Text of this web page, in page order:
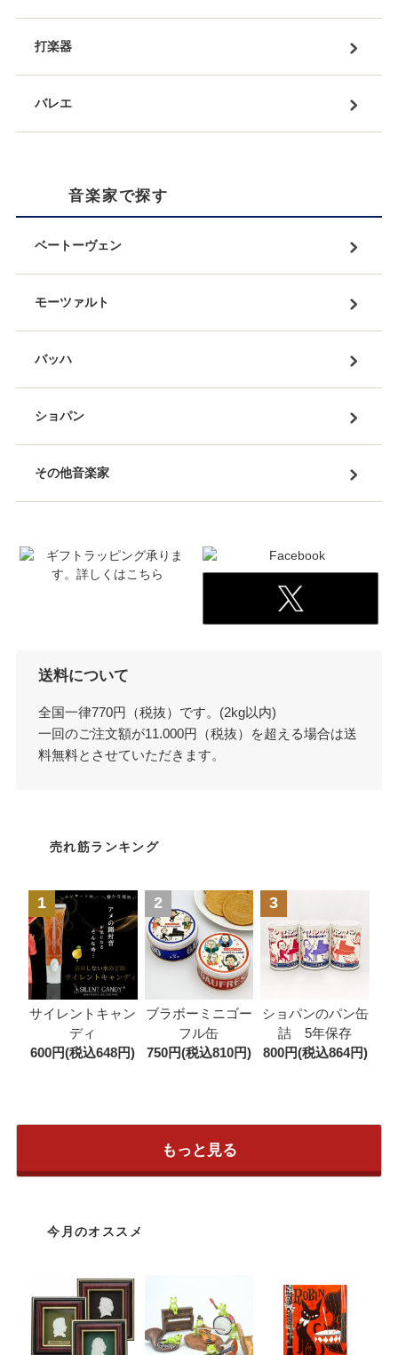
打楽器
バレエ
音楽家で探す
ベートーヴェン
モーツァルト
バッハ
ショパン
その他音楽家
送料について
全国一律770円（税抜）です。(2kg以内)
一回のご注文額が11.000円（税抜）を超える場合は送
料無料とさせていただきます。
売れ筋ランキング
1
サイレントキャン
ディ
600円(税込648円)
2
ブラボーミニゴー
フル缶
750円(税込810円)
3
ショパンのパン缶
詰 5年保存
800円(税込864円)
もっと見る
今月のオススメ